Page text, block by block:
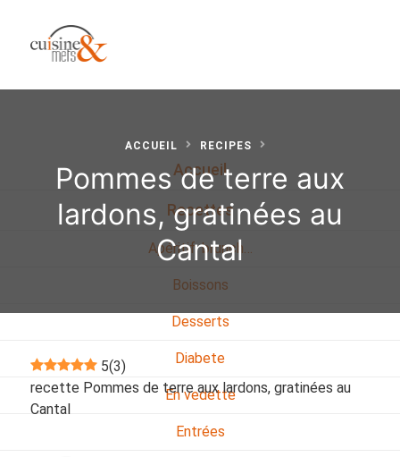
Accueil
Recettes
Apéritif, brunch…
Boissons
Desserts
Diabete
En vedette
Entrées
ACCUEIL RECIPES
Pommes de terre aux
lardons, gratinées au
Cantal
5(3)
recette Pommes de terre aux lardons, gratinées au
Cantal